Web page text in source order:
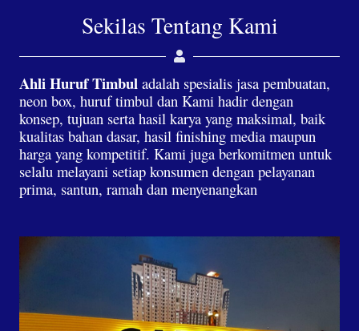
Sekilas Tentang Kami
Ahli Huruf Timbul adalah spesialis jasa pembuatan,
neon box, huruf timbul dan Kami hadir dengan
konsep, tujuan serta hasil karya yang maksimal, baik
kualitas bahan dasar, hasil finishing media maupun
harga yang kompetitif. Kami juga berkomitmen untuk
selalu melayani setiap konsumen dengan pelayanan
prima, santun, ramah dan menyenangkan